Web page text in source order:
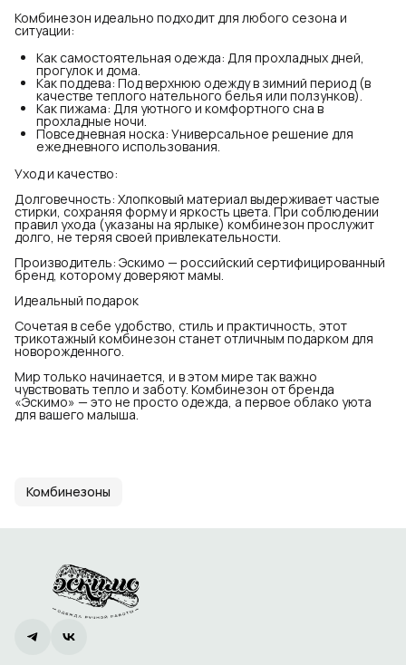
Комбинезон идеально подходит для любого сезона и
ситуации:
Как самостоятельная одежда: Для прохладных дней,
прогулок и дома.
Как поддева: Под верхнюю одежду в зимний период (в
качестве теплого нательного белья или ползунков).
Как пижама: Для уютного и комфортного сна в
прохладные ночи.
Повседневная носка: Универсальное решение для
ежедневного использования.
Уход и качество:
Долговечность: Хлопковый материал выдерживает частые
стирки, сохраняя форму и яркость цвета. При соблюдении
правил ухода (указаны на ярлыке) комбинезон прослужит
долго, не теряя своей привлекательности.
Производитель: Эскимо — российский сертифицированный
бренд, которому доверяют мамы.
Идеальный подарок
Сочетая в себе удобство, стиль и практичность, этот
трикотажный комбинезон станет отличным подарком для
новорожденного.
Мир только начинается, и в этом мире так важно
чувствовать тепло и заботу. Комбинезон от бренда
«Эскимо» — это не просто одежда, а первое облако уюта
для вашего малыша.
Комбинезоны